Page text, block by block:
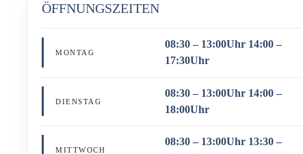
ÖFFNUNGSZEITEN
MONTAG
08:30 – 13:00Uhr 14:00 –
17:30Uhr
DIENSTAG
08:30 – 13:00Uhr 14:00 –
18:00Uhr
MITTWOCH
08:30 – 13:00Uhr 13:30 –